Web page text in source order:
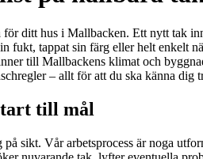
ditt hus i Mallbacken. Ett nytt tak
fukt, tappat sin färg eller helt
till Mallbackens klimat och
– allt för att du ska känna dig
till mål
sikt. Vår arbetsprocess är noga